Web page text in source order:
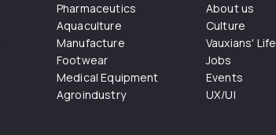
Pharmaceutics
Aquaculture
Manufacture
Footwear
Medical Equipment
Agroindustry
About us
Culture
Vauxians' Life
Jobs
Events
UX/UI